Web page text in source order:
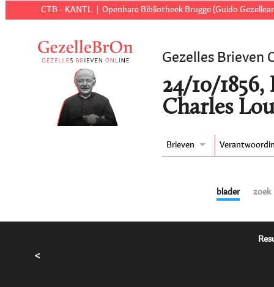
CTB - KANTL Openbare Bibliotheek Brugge (Guido
Gezelles Brieven
24/10/1856,
Charles
Brieven
blader zoek
<